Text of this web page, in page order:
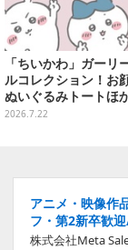
「ちいかわ」ガーリ
ルコレクション！お
ぬいぐるみトートほ
リボンが可愛いTシャ
2026.7.22
アニメ・映像作
フ・第2新卒歓
株式会社Meta